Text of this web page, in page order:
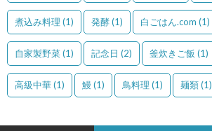
煮込み料理 (1) 発酵(1) 白ごはん.com (1)
自家製野菜(1) 記念日 (2) 釜炊きご飯 (1)
高級中華(1) 鰻(1) 鳥料理 (1) 麺類(1)